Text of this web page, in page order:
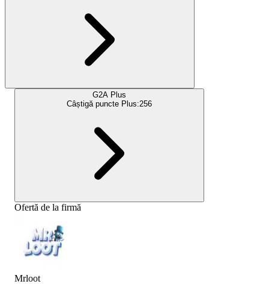
G2A Plus
Câștigă puncte Plus:256
Ofertă de la firmă
Mrloot